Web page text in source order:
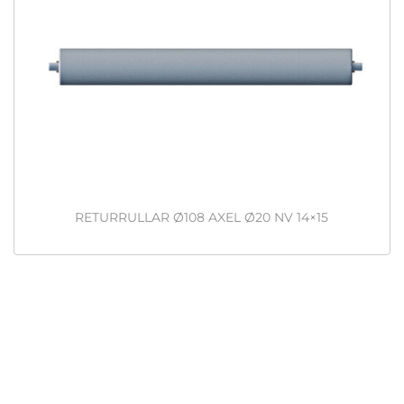
RETURRULLAR Ø108 AXEL Ø20 NV 14×15